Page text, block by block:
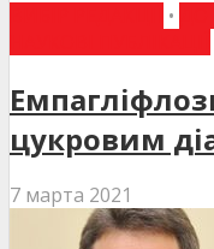
•
цукровим
7 марта 2021